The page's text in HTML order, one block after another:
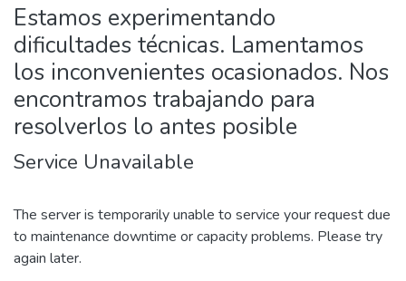
Comunidades y colecciones
Estadísticas
Búsqueda por
Normativas
Acerca de
Contactos
Estamos experimentando
dificultades técnicas. Lamentamos
los inconvenientes ocasionados. Nos
encontramos trabajando para
resolverlos lo antes posible
Service Unavailable
The server is temporarily unable to service your request due
to maintenance downtime or capacity problems. Please try
again later.